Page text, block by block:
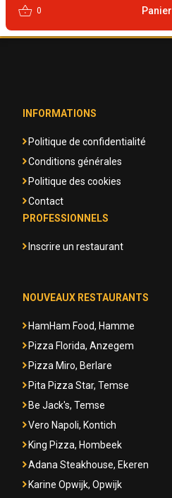
shopping_basket 0 Panier
INFORMATIONS
Politique de confidentialité
Conditions générales
Politique des cookies
Contact
PROFESSIONNELS
Inscrire un restaurant
NOUVEAUX RESTAURANTS
HamHam Food, Hamme
Pizza Florida, Anzegem
Pizza Miro, Berlare
Pita Pizza Star, Temse
Be Jack's, Temse
Vero Napoli, Kontich
King Pizza, Hombeek
Adana Steakhouse, Ekeren
Karine Opwijk, Opwijk